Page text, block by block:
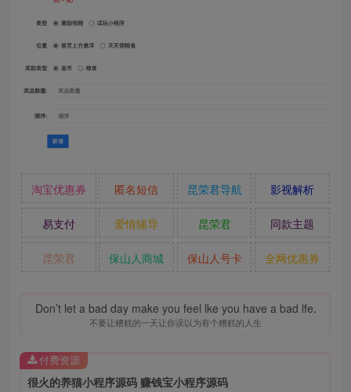
淘宝优惠券 匿名短信 昆荣君导航 影视解析
易支付 爱情辅导 昆荣君 同款主题
昆荣君 保山人商城 保山人号卡 全网优惠券
Don’t let a bad day make you feel lke you have a bad lfe.
不要让糟糕的一天让你误以为有个糟糕的人生
很火的养猫小程序源码 赚钱宝小程序源码
付费资源